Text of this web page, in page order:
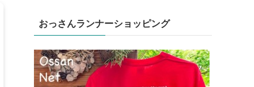
おっさんランナーショッピング